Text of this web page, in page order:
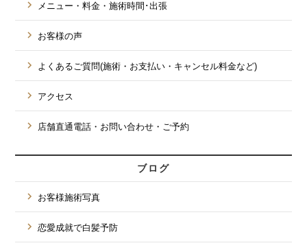
メニュー・料金・施術時間･出張
お客様の声
よくあるご質問(施術・お支払い・キャンセル料金など)
アクセス
店舗直通電話・お問い合わせ・ご予約
ブログ
お客様施術写真
恋愛成就で白髪予防